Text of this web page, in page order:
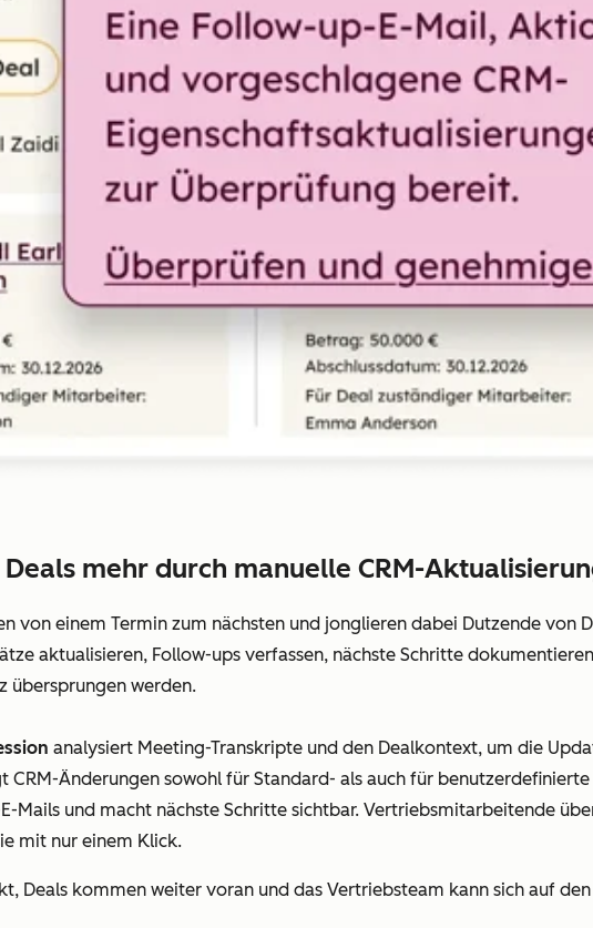
mehr durch manuelle CRM-
von einem Termin zum nächsten und jonglieren dabei Dutzende von
aktualisieren, Follow-ups verfassen, nächste Schritte
übersprungen werden.
analysiert Meeting-Transkripte und den Dealkontext, um die
CRM-Änderungen sowohl für Standard- als auch für
Mails und macht nächste Schritte sichtbar. Vertriebsmitarbeitende
mit nur einem Klick.
Deals kommen weiter voran und das Vertriebsteam kann sich auf